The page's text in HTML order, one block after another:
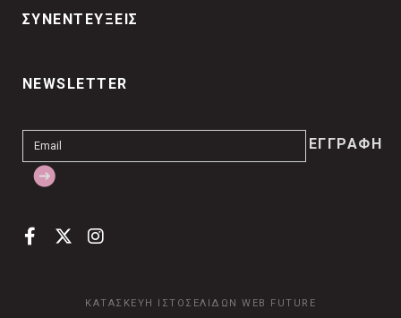
ΣΥΝΕΝΤΕΥΞΕΙΣ
NEWSLETTER
ΚΑΤΑΣΚΕΥΗ ΙΣΤΟΣΕΛΙΔΩΝ WEB FUTURE